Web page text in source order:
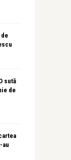
sută
de
au